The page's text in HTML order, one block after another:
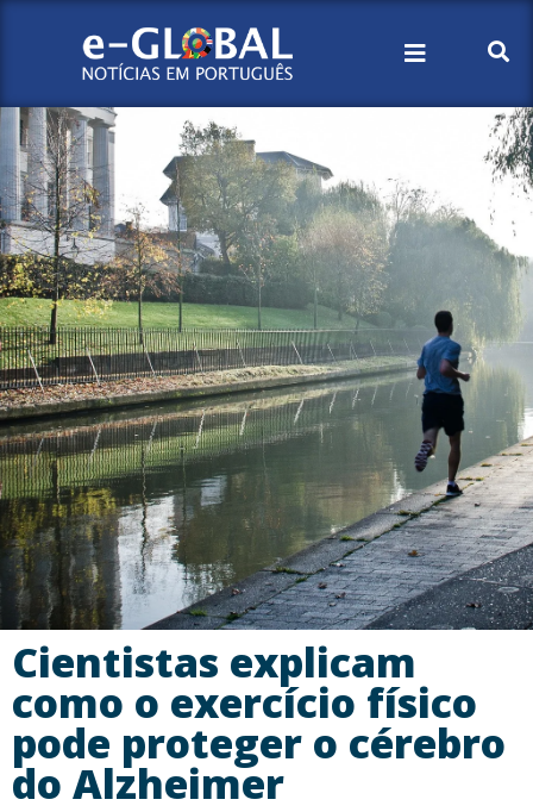
Cientistas explicam
como o exercício físico
pode proteger o cérebro
do Alzheimer